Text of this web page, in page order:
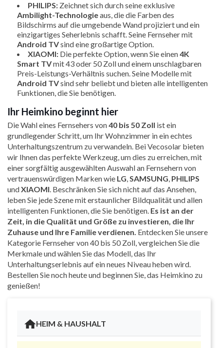
HEIM & HAUSHALT
PHILIPS: Zeichnet sich durch seine exklusive
Ambilight-Technologieaus, die die Farben des
Bildschirms auf die umgebende Wand projiziert und ein
einzigartiges Seherlebnis schafft. Seine Fernseher mit
Android TVsind eine großartige Option.
XIAOMI: Die perfekte Option, wenn Sie einen4K
Smart TVmit 43 oder 50 Zoll und einem unschlagbaren
Preis-Leistungs-Verhältnis suchen. Seine Modelle mit
Android TVsind sehr beliebt und bieten alle intelligenten
Funktionen, die Sie benötigen.
Ihr Heimkino beginnt hier
Die Wahl eines Fernsehers von40 bis 50 Zoll ist ein
grundlegender Schritt, um Ihr Wohnzimmer in ein echtes
Unterhaltungszentrum zu verwandeln. Bei Vecosolar bieten
wir Ihnen das perfekte Werkzeug, um dies zu erreichen, mit
einer sorgfältig ausgewählten Auswahl an Fernsehern von
vertrauenswürdigen Marken wie LG,SAMSUNG, PHILIPS
undXIAOMI. Beschränken Sie sich nicht auf das Ansehen,
leben Sie jede Szene mit erstaunlicher Bildqualität und allen
intelligenten Funktionen, die Sie benötigen. Es ist an der
Zeit, in die Qualität und Größe zu investieren, die Ihr
Zuhause und Ihre Familie verdienen. Entdecken Sie unsere
Kategorie Fernseher von 40 bis 50 Zoll, vergleichen Sie die
Merkmale und wählen Sie das Modell, das Ihr
Unterhaltungserlebnis auf ein neues Niveau heben wird.
Bestellen Sie noch heute und beginnen Sie, das Heimkino zu
genießen!